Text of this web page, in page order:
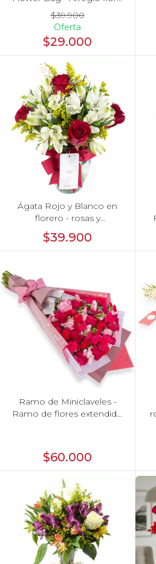
con rosas, claveles, estate y
limonium
$39.900
Oferta
$29.000
Ágata Rojo y Blanco en
florero - rosas y
astromelias
$39.900
Ramo de Miniclaveles -
Ramo de flores extendido
$60.000